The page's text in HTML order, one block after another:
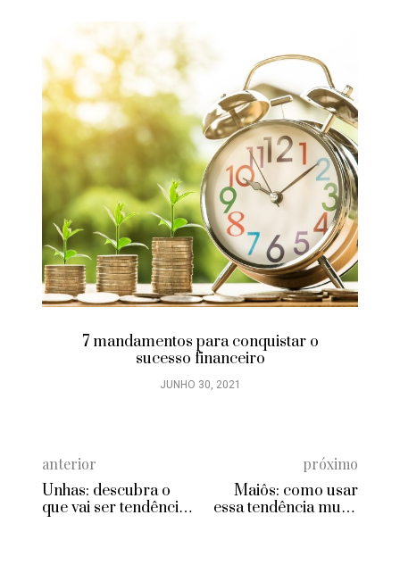
7 mandamentos para conquistar o
sucesso financeiro
JUNHO 30, 2021
anterior
Unhas: descubra o
que vai ser tendência
próximo
Maiôs: como usar
essa tendência muito